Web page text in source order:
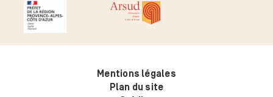
Mentions légales
Plan du site